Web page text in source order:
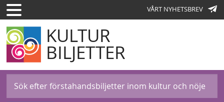
VÅRT NYHETSBREV
KULTUR
BILJETTER